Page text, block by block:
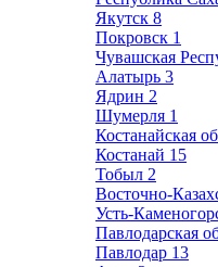
Якутск 8
Покровск 1
Чувашская
Алатырь 3
Ядрин 2
Шумерля 1
Костанайская
Костанай 15
Тобыл 2
Восточно-
Усть-
Павлодарская
Павлодар 13